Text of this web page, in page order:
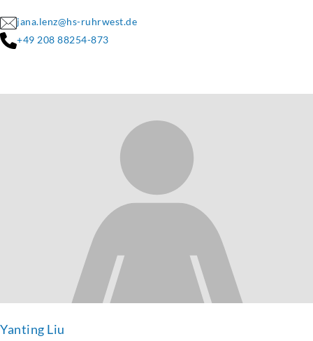
jana.lenz@hs-ruhrwest.de
+49 208 88254-873
Yanting Liu